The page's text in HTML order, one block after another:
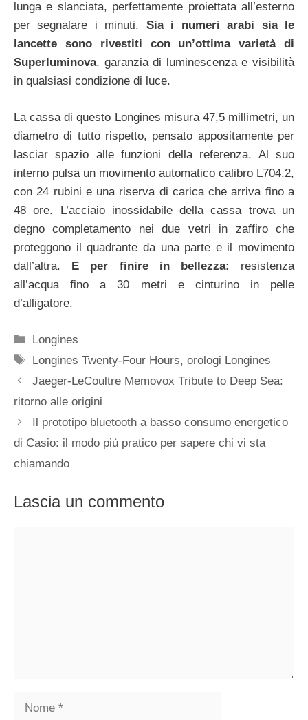
lunga e slanciata, perfettamente proiettata all’esterno
per segnalare i minuti. Sia i numeri arabi sia le
lancette sono rivestiti con un’ottima varietà di
Superluminova, garanzia di luminescenza e visibilità
in qualsiasi condizione di luce.
La cassa di questo Longines misura 47,5 millimetri, un
diametro di tutto rispetto, pensato appositamente per
lasciar spazio alle funzioni della referenza. Al suo
interno pulsa un movimento automatico calibro L704.2,
con 24 rubini e una riserva di carica che arriva fino a
48 ore. L’acciaio inossidabile della cassa trova un
degno completamento nei due vetri in zaffiro che
proteggono il quadrante da una parte e il movimento
dall’altra. E per finire in bellezza: resistenza
all’acqua fino a 30 metri e cinturino in pelle
d’alligatore.
Categorie
Longines
Tag
Longines Twenty-Four Hours,orologi Longines
Navigazione
articolo
Jaeger-LeCoultre Memovox Tribute to Deep Sea:
ritorno alle origini
Il prototipo bluetooth a basso consumo energetico
di Casio: il modo più pratico per sapere chi vi sta
chiamando
Lascia un commento